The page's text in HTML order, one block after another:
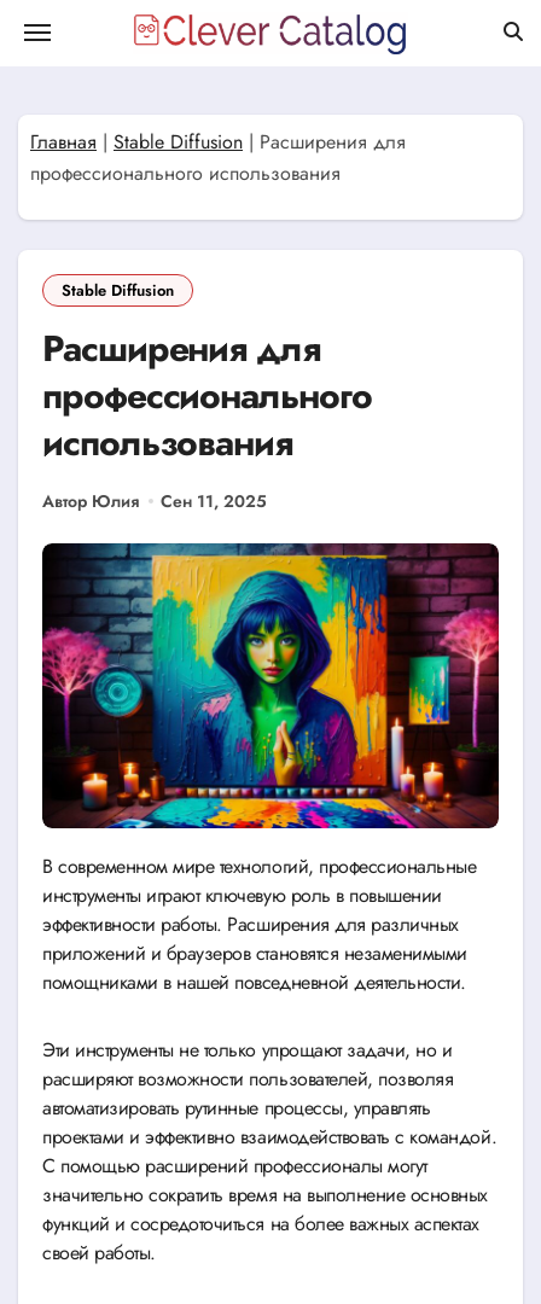
Главная | Stable Diffusion | Расширения для
профессионального использования
Stable Diffusion
Расширения для
профессионального
использования
Автор Юлия Сен 11, 2025
В современном мире технологий, профессиональные
инструменты играют ключевую роль в повышении
эффективности работы. Расширения для различных
приложений и браузеров становятся незаменимыми
помощниками в нашей повседневной деятельности.
Эти инструменты не только упрощают задачи, но и
расширяют возможности пользователей, позволяя
автоматизировать рутинные процессы, управлять
проектами и эффективно взаимодействовать с командой.
С помощью расширений профессионалы могут
значительно сократить время на выполнение основных
функций и сосредоточиться на более важных аспектах
своей работы.